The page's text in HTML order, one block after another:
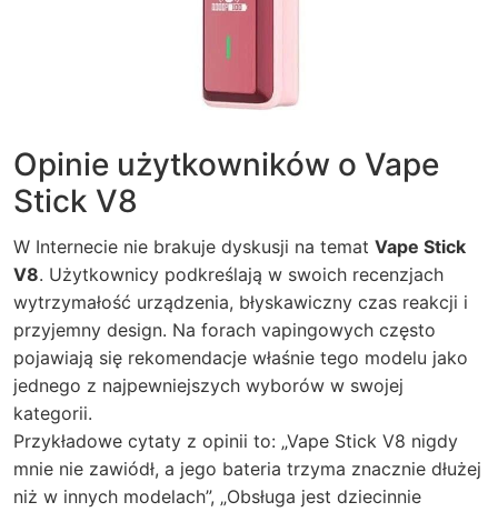
Opinie użytkowników o Vape
Stick V8
W Internecie nie brakuje dyskusji na temat Vape Stick
V8. Użytkownicy podkreślają w swoich recenzjach
wytrzymałość urządzenia, błyskawiczny czas reakcji i
przyjemny design. Na forach vapingowych często
pojawiają się rekomendacje właśnie tego modelu jako
jednego z najpewniejszych wyborów w swojej
kategorii.
Przykładowe cytaty z opinii to: „Vape Stick V8 nigdy
mnie nie zawiódł, a jego bateria trzyma znacznie dłużej
niż w innych modelach”, „Obsługa jest dziecinnie